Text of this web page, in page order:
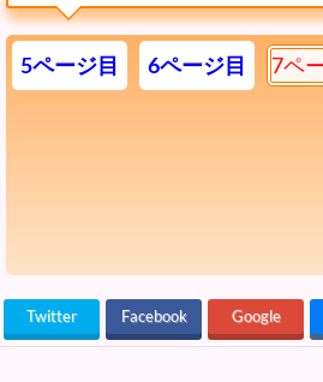
5ページ目 6ページ目 7ペ
Twitter Facebook Google